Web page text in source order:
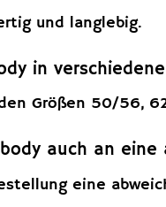
und langlebig.
in
Größen 50/56,
auch an eine
eine